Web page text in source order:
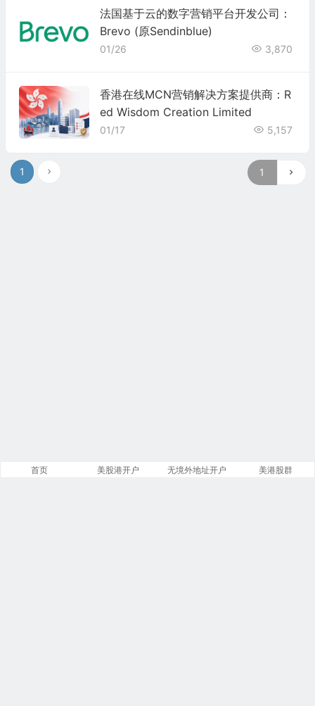
法国基于云的数字营销平台开发公司：
Brevo (原Sendinblue)
01/26 3,870
香港在线MCN营销解决方案提供商：R
ed Wisdom Creation Limited
01/17 5,157
1
首页 美股港开户 无境外地址开户 美港股群